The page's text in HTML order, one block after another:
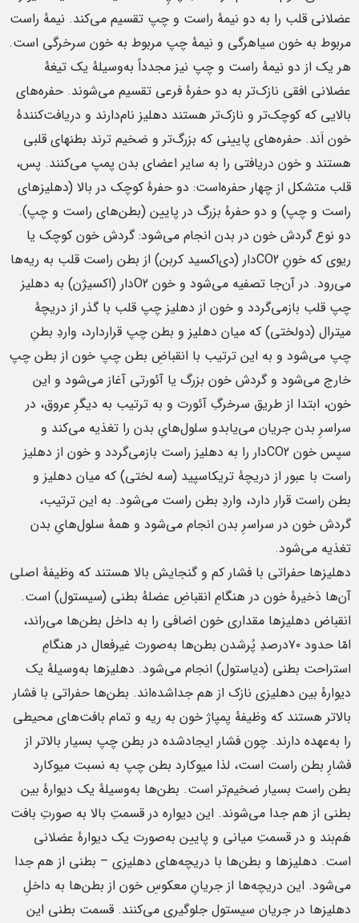
عضلانی قلب را به دو نیمهٔ راست و چپ تقسیم می‌کند. نیمهٔ راست
مربوط به خون سیاهرگی و نیمهٔ چپ مربوط به خون سرخرگی است.
هر یک از دو نیمهٔ راست و چپ نیز مجدداً به‌وسیلهٔ یک تیغهٔ
عضلانی افقی نازک‌تر به دو حفرهٔ فرعی تقسیم می‌شوند. حفره‌های
بالایی که کوچک‌تر و نازک‌تر هستند دهلیز نام‌دارند و دریافت‌کنندهٔ
خون اَند. حفره‌های پایینی که بزرگ‌تر و ضخیم ترند بطنهای قلبی
هستند و خون دریافتی را به سایر اعضای بدن پمپ می‌کنند. پس،
قلب متشکل از چهار حفره‌است: دو حفرهٔ کوچک در بالا (دهلیزهای
راست و چپ) و دو حفرهٔ بزرگ در پایین (بطن‌های راست و چپ).
دو نوع گردش خون در بدن انجام می‌شود: گردش خون کوچک یا
ریوی که خونِ CO2دار (دی‌اکسید کربن) از بطن راست قلب به ریه‌ها
می‌رود. در آن‌جا تصفیه می‌شود و خون O2دار (اکسیژن) به دهلیز
چپ قلب بازمی‌گردد و خون از دهلیز چپ قلب با گذر از دریچهٔ
میترال (دولختی) که میان دهلیز و بطن چپ قراردارد، واردِ بطنِ
چپ می‌شود و به این ترتیب با انقباضِ بطن چپ خون از بطن چپ
خارج می‌شود و گردش خون بزرگ یا آئورتی آغاز می‌شود و این
خون، ابتدا از طریق سرخرگِ آئورت و به ترتیب به دیگرِ عروق، در
سراسرِ بدن جریان می‌یابدو سلول‌هایِ بدن را تغذیه می‌کند و
سپس خون CO2دار را به دهلیز راست بازمی‌گردد و خون از دهلیز
راست با عبور از دریچهٔ تریکاسپید (سه لختی) که میان دهلیز و
بطن راست قرار دارد، واردِ بطن راست می‌شود. به این ترتیب،
گردش خون در سراسرِ بدن انجام می‌شود و همهٔ سلول‌هایِ بدن
تغذیه می‌شود.
دهلیزها حفراتی با فشار کم و گنجایش بالا هستند که وظیفهٔ اصلی
آن‌ها ذخیرهٔ خون در هنگامِ انقباضِ عضلهٔ بطنی (سیستول) است.
انقباض دهلیزها مقداری خون اضافی را به داخل بطن‌ها می‌راند،
امّا حدود ۷۰درصدِ پُرشدن بطن‌ها به‌صورت غیرفعال در هنگامِ
استراحت بطنی (دیاستول) انجام می‌شود. دهلیزها به‌وسیلهٔ یک
دیوارهٔ بین دهلیزی نازک از هم جداشده‌اند. بطن‌ها حفراتی با فشار
بالاتر هستند که وظیفهٔ پمپاژ خون به ریه و تمام بافت‌های محیطی
را به‌عهده دارند. چون فشار ایجادشده در بطن چپ بسیار بالاتر از
فشارِ بطن راست است، لذا میوکارد بطن چپ به نسبت میوکارد
بطن راست بسیار ضخیم‌تر است. بطن‌ها به‌وسیلهٔ یک دیوارهٔ بین
بطنی از هم جدا می‌شوند. این دیواره در قسمتِ بالا به صورتِ بافت
هَم‌بند و در قسمتِ میانی و پایین به‌صورت یک دیوارهٔ عضلانی
است. دهلیزها و بطن‌ها با دریچه‌های دهلیزی – بطنی از هم جدا
می‌شود. این دریچه‌ها از جریانِ معکوسِ خون از بطن‌ها به داخلِ
دهلیزها در جریان سیستول جلوگیری می‌کنند. قسمت بطنی این